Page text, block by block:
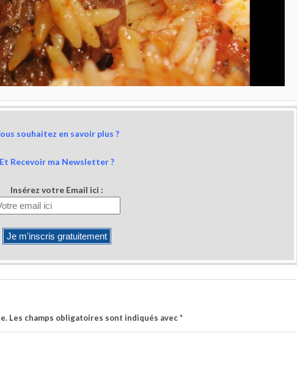
souhaitez en savoir plus ?
Et Recevoir ma Newsletter ?
Insérez votre Email ici :
Les champs obligatoires sont indiqués avec*